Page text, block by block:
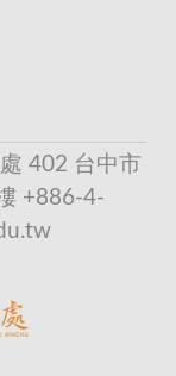
402 台中市
+886-4-